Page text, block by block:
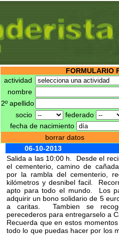
FORMULARIO
actividad
nombre
2º apellido
socio
federado
fecha de nacimiento
borrar datos
06-10-2013
Salida a las 10:00 h. Desde el
el cementerio, camino de
por la rambla del cementerio,
kilómetros y desnibel facil.
apto para todo el mundo. Los
adquirir un bono solidario de 5
a caritas. Tambien se
perecederos para entregarselo a
Recuerda que en estos
todo lo que puedas hacer por los